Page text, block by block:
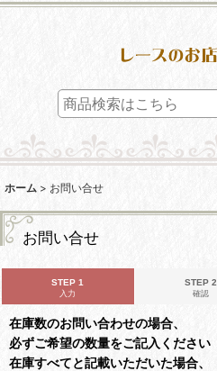
ホーム > お問い合せ
お問い合せ
STEP 1
入力
STEP 2
確認
在庫数のお問い合わせの場合、
必ずご希望の数量をご記入ください
在庫すべてと記載いただいた場合、